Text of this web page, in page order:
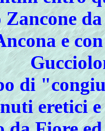
Zancone
e
di
eretici